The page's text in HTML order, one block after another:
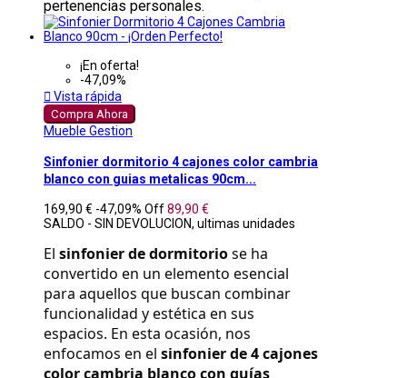
pertenencias personales.
¡En oferta!
-47,09%
 Vista rápida
Compra Ahora
Mueble Gestion
Sinfonier dormitorio 4 cajones color cambria
blanco con guias metalicas 90cm...
169,90 € -47,09% Off89,90 €
SALDO - SIN DEVOLUCION, ultimas unidades
El sinfonier de dormitorio se ha
convertido en un elemento esencial
para aquellos que buscan combinar
funcionalidad y estética en sus
espacios. En esta ocasión, nos
enfocamos en el sinfonier de 4 cajones
color cambria blanco con guías